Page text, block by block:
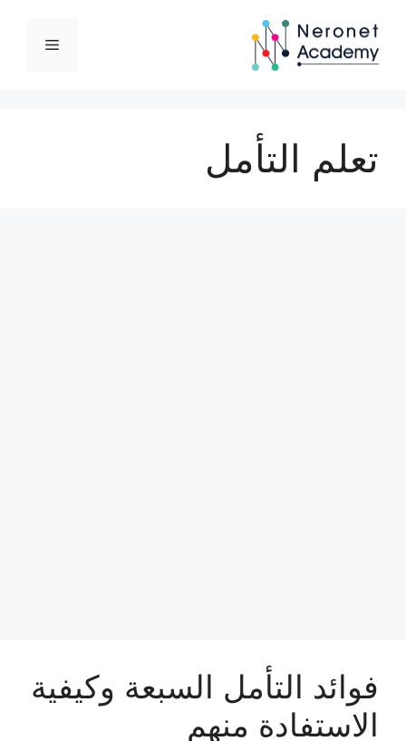
المحتوى
القائمة
تعلم التأمل
فوائد التأمل السبعة وكيفية
الاستفادة منهم